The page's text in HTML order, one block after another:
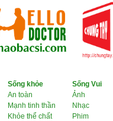
Sống khỏe
An toàn
Mạnh tinh thần
Khỏe thể chất
Sống Vui
Ảnh
Nhạc
Phim